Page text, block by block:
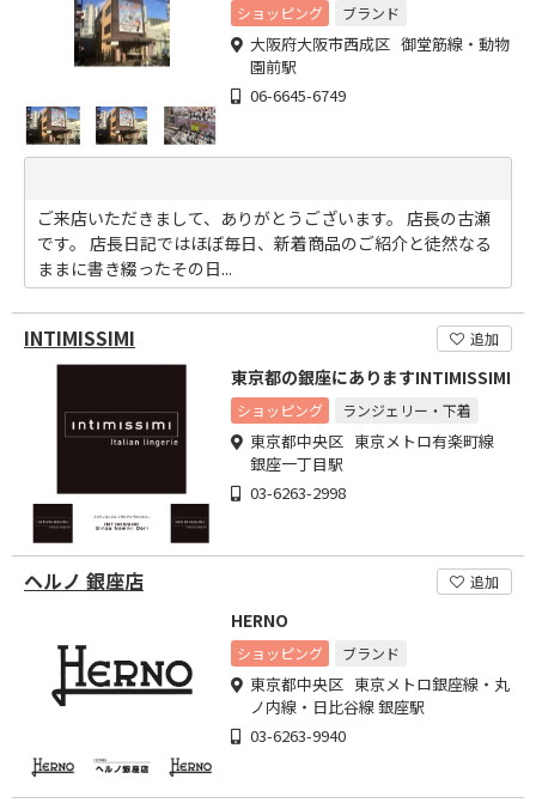
ショッピング ブランド
大阪府大阪市西成区 御堂筋線・動物
園前駅
06-6645-6749
ご来店いただきまして、ありがとうございます。 店長の古瀬
です。 店長日記ではほぼ毎日、新着商品のご紹介と徒然なる
ままに書き綴ったその日...
INTIMISSIMI 追加
東京都の銀座にありますINTIMISSIMI
ショッピング ランジェリー・下着
東京都中央区 東京メトロ有楽町線
銀座一丁目駅
03-6263-2998
ヘルノ 銀座店 追加
HERNO
ショッピング ブランド
東京都中央区 東京メトロ銀座線・丸
ノ内線・日比谷線 銀座駅
03-6263-9940